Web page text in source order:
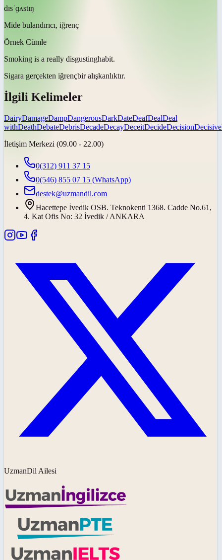
dɪsˈɡʌstɪŋ
Mide bulandırıcı, iğrenç
Örnek Cümle
Smoking is a really disgustinghabit.
Sigara gerçekten iğrençbir alışkanlıktır.
İlgili Kelimeler
DairyDamageDampDangerousDarkDateDeafDealDeal
withDeathDebateDebrisDecadeDecayDeceitDecideDecisionDecisive
İletişim Merkezi (09.00 - 22.00)
0(312) 911 37 15
0(546) 855 07 15 (WhatsApp)
destek@uzmandil.com
Hacettepe İvedik OSB. Teknokenti 1368. Cadde No.61,
4. Kat Ofis No: 32 İvedik / ANKARA
UzmanDil Ailesi